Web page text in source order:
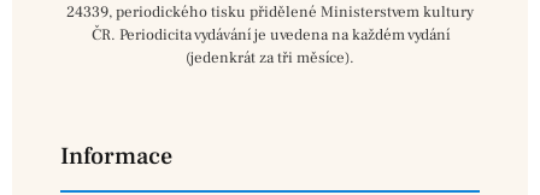
24339, periodického tisku přidělené Ministerstvem kultury
ČR. Periodicita vydávání je uvedena na každém vydání
(jedenkrát za tři měsíce).
Informace